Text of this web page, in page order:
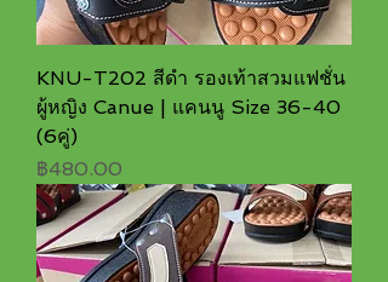
KNU-T202 สีดำ รองเท้าสวมแฟชั่น
ผู้หญิง Canue | แคนนู Size 36-40
(6คู่)
ราคา
฿480.00